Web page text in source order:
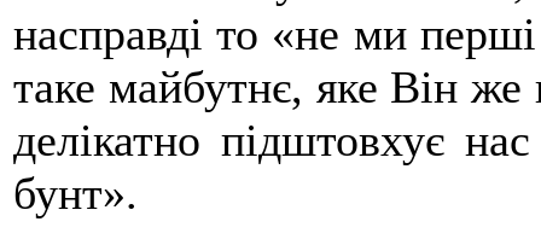
насправді то «не ми
таке майбутнє, яке Він
делікатно підштовхує
бунт».